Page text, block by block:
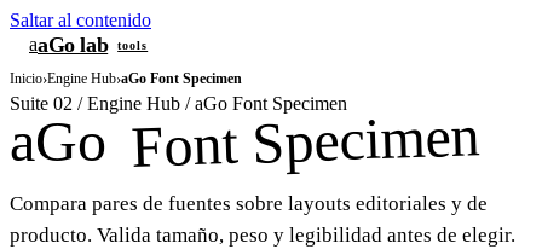
Saltar al contenido
aaGo lab tools
Inicio›Engine Hub›aGo Font Specimen
Suite 02 / Engine Hub / aGo Font Specimen
aGo Font Specimen
Compara pares de fuentes sobre layouts editoriales y de
producto. Valida tamaño, peso y legibilidad antes de elegir.